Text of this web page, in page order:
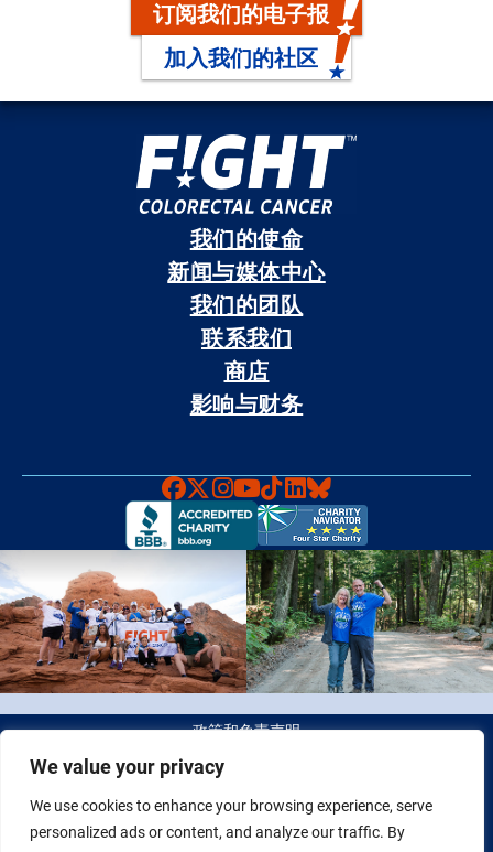
We value your privacy
We use cookies to enhance your browsing experience, serve
personalized ads or content, and analyze our traffic. By
订阅我们的电子报
加入我们的社区
我们的使命
新闻与媒体中心
我们的团队
联系我们
商店
影响与财务
Faceboook
X Instagram
YouTube
TikTok
LinkedIn
Bluesky
政策和免责声明
© 2026 Fight Colorectal Cancer 版权所有。 税务识别号（Tax
ID）：20-2622550